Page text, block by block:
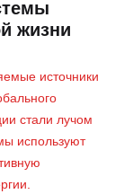
жизни
источники
стали лучом
используют